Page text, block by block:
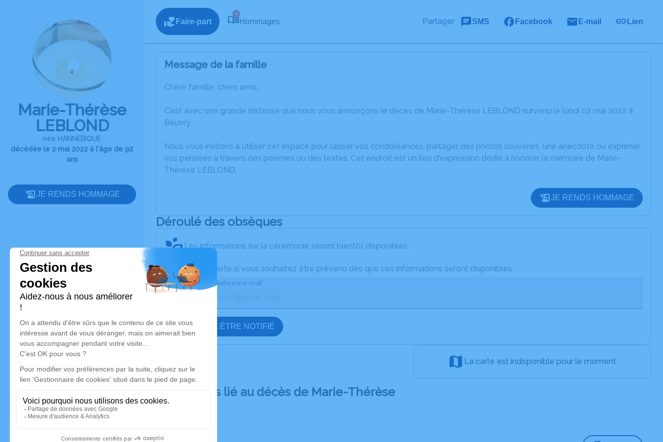
Marie-Thérèse
LEBLOND
née HANNEBIQUE
décédée le 2 mai 2022 à l'âge de 92
ans
JE RENDS HOMMAGE
Faire-part
8
Hommages Partager SMS Facebook E-mail Lien
Message de la famille
Chère famille, chers amis,
C’est avec une grande tristesse que nous vous annonçons le décès de Marie-Thérèse LEBLOND survenu le lundi 02 mai 2022 à
Beuvry.
Nous vous invitons à utiliser cet espace pour laisser vos condoléances, partager des photos souvenirs, une anecdote ou exprimer
vos pensées à travers des poèmes ou des textes. Cet endroit est un lieu d'expression dédié à honorer la mémoire de Marie-
Thérèse LEBLOND.
JE RENDS HOMMAGE
Déroulé des obsèques
Les informations sur la cérémonie seront bientôt disponibles.
Activez une alerte si vous souhaitez être prévenu dès que ces informations seront disponibles.
Recevoir une alerte par e-mail*
JE VEUX ÊTRE NOTIFIÉ
La carte est indisponible pour le moment.
Documents lié au décès de Marie-Thérèse